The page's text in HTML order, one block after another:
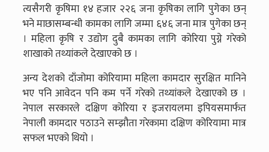
त्यसैगरी कृषिमा १४ हजार २२६ जना कृषिका लागि पुगेका छन्
भने माछासम्बन्धी कामका लागि जम्मा ६४६ जना मात्र पुगेका छन्
। महिला कृषि र उद्योग दुबै कामका लागि कोरिया पुग्ने गरेको
शाखाको तथ्यांकले देखाएको छ ।
अन्य देशको दाँजोमा कोरियामा महिला कामदार सुरक्षित मानिने
भए पनि आवेदन पनि कम पर्ने गरेको तथ्यांकले देखाएको छ ।
नेपाल सरकारले दक्षिण कोरिया र इजरायलमा इपियसमार्फत
नेपाली कामदार पठाउने सम्झौता गरेकामा दक्षिण कोरियामा मात्र
सफल भएको थियो ।